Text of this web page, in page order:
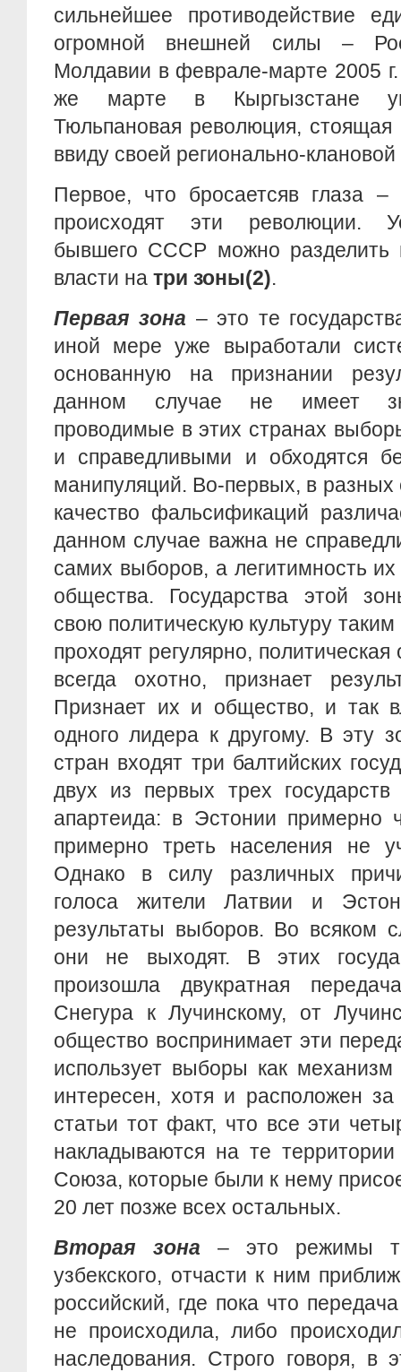
сильнейшее противодействие
огромной внешней силы –
Молдавии в феврале-марте 2005
же марте в Кыргызстане
Тюльпановая революция, стоящая
ввиду своей регионально-
Первое, что бросаетсяв глаза
происходят эти революции.
бывшего СССР можно разделить
власти на три зоны(2).
Первая зона – это те
иной мере уже выработали
основанную на признании
данном случае не имеет
проводимые в этих странах
и справедливыми и обходятся
манипуляций. Во-первых, в разных
качество фальсификаций
данном случае важна не
самих выборов, а легитимность их
общества. Государства этой
свою политическую культуру
проходят регулярно,
всегда охотно, признает
Признает их и общество, и так
одного лидера к другому. В эту
стран входят три балтийских
двух из первых трех государств
апартеида: в Эстонии примерно
примерно треть населения не
Однако в силу различных
голоса жители Латвии и
результаты выборов. Во всяком
они не выходят. В этих
произошла двукратная
Снегура к Лучинскому, от
общество воспринимает эти
использует выборы как
интересен, хотя и расположен
статьи тот факт, что все эти
накладываются на те
Союза, которые были к нему
20 лет позже всех остальных.
Вторая зона – это режимы
узбекского, отчасти к ним
российский, где пока что
не происходила, либо
наследования. Строго говоря, в